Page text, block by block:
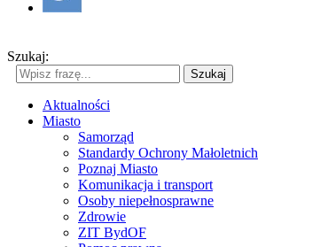
Szukaj:
Szukaj
Aktualności
Miasto
Samorząd
Standardy Ochrony Małoletnich
Poznaj Miasto
Komunikacja i transport
Osoby niepełnosprawne
Zdrowie
ZIT BydOF